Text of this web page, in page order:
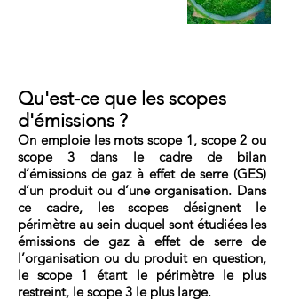
Qu'est-ce que les scopes
d'émissions ?
On emploie les mots scope 1, scope 2 ou
scope 3 dans le cadre de bilan
d’émissions de gaz à effet de serre (GES)
d’un produit ou d’une organisation. Dans
ce cadre, les scopes désignent le
périmètre au sein duquel sont étudiées les
émissions de gaz à effet de serre de
l’organisation ou du produit en question,
le scope 1 étant le périmètre le plus
restreint, le scope 3 le plus large.